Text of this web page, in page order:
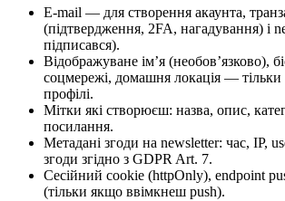
E-mail — для створення акаунта,
(підтвердження, 2FA, нагадування) і
підписався).
Відображуване ім’я (необов’язково),
соцмережі, домашня локація —
профілі.
Мітки які створюєш: назва, опис,
посилання.
Метадані згоди на newsletter: час, IP,
згоди згідно з GDPR Art. 7.
Сесійний cookie (httpOnly), endpoint
(тільки якщо ввімкнеш push).